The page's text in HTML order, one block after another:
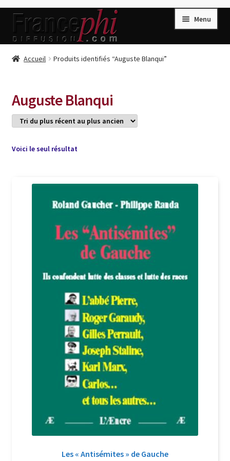
Aller
la
Aller
contenu
Menu
Accueil
Compte
Conditions de Vente
Connection
Listes d’Envies
Livres de Peter Randa
Livres de Philippe Randa
Login Customizer
Nous Contacter
Politique de confidentialité et cookies
Qui sommes-nous ?
Soutien à Philippe Randa
Suivi de la Commande
Accueil Produits identifiés “Auguste Blanqui”
Auguste Blanqui
Voici le seul résultat
Les « Antisémites » de Gauche